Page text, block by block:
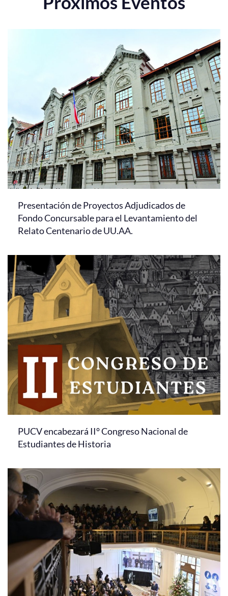
Presentación de Proyectos Adjudicados de
Fondo Concursable para el Levantamiento del
Relato Centenario de UU.AA.
PUCV encabezará II° Congreso Nacional de
Estudiantes de Historia